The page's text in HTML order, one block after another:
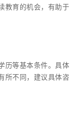
教育的机会，有助于
历等基本条件。具体
所不同，建议具体咨